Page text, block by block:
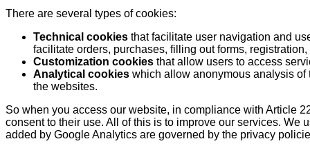
There are several types of cookies:
Technical cookies that facilitate user navigation and
facilitate orders, purchases, filling out forms,
Customization cookies that allow users to access
Analytical cookies which allow anonymous analysis
the websites.
So when you access our website, in compliance with Article
consent to their use. All of this is to improve our services.
added by Google Analytics are governed by the privacy